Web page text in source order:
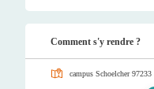
Comment s'y rendre ?
campus Schoelcher 97233